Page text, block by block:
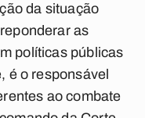
da situação
as
políticas públicas
é o responsável
ao combate